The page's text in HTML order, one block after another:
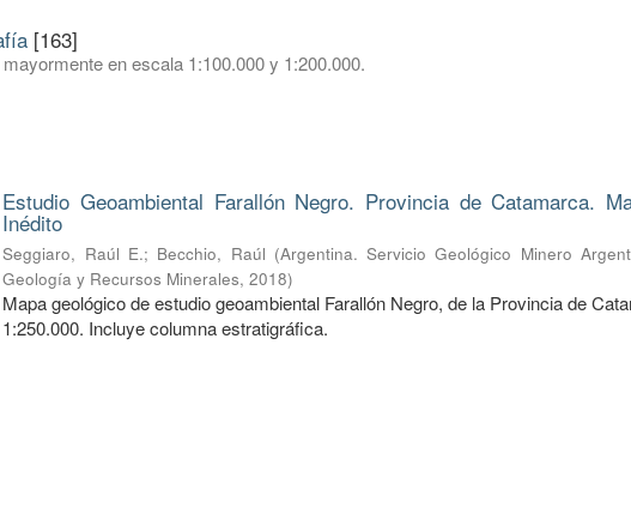
[163]
en escala 1:100.000 y 1:200.000.
Estudio Geoambiental Farallón Negro. Provincia de Catamarca.
Inédito
Seggiaro, Raúl E.; Becchio, Raúl (Argentina. Servicio Geológico Minero
Geología y Recursos Minerales,2018)
Mapa geológico de estudio geoambiental Farallón Negro, de la Provincia de
1:250.000. Incluye columna estratigráfica.